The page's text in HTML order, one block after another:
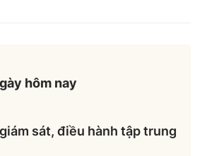
hôm nay
sát, điều hành tập trung